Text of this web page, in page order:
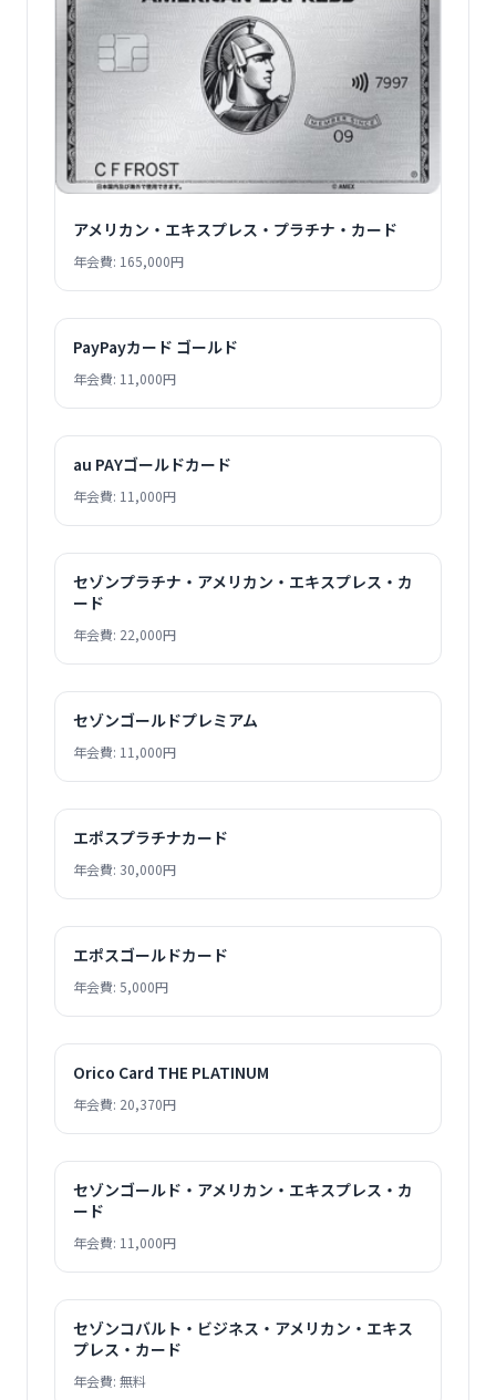
アメリカン・エキスプレス・プラチナ・カード
年会費: 165,000円
PayPayカード ゴールド
年会費: 11,000円
au PAYゴールドカード
年会費: 11,000円
セゾンプラチナ・アメリカン・エキスプレス・カ
ード
年会費: 22,000円
セゾンゴールドプレミアム
年会費: 11,000円
エポスプラチナカード
年会費: 30,000円
エポスゴールドカード
年会費: 5,000円
Orico Card THE PLATINUM
年会費: 20,370円
セゾンゴールド・アメリカン・エキスプレス・カ
ード
年会費: 11,000円
セゾンコバルト・ビジネス・アメリカン・エキス
プレス・カード
年会費: 無料